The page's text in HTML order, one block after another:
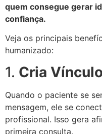
quem consegue gerar
confiança.
Veja os principais
humanizado:
1. Cria
Quando o paciente se
mensagem, ele se
profissional. Isso gera
primeira consulta.